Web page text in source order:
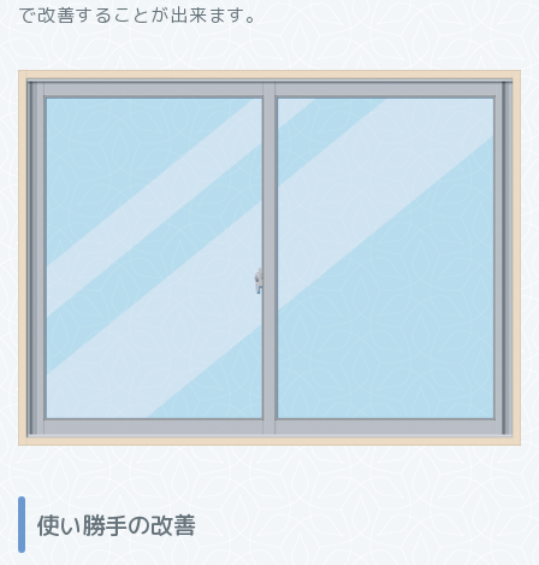
で改善することが出来ます。
使い勝手の改善